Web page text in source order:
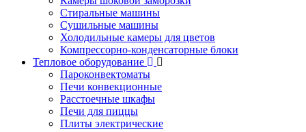
Стиральные машины
Сушильные машины
Холодильные камеры для цветов
Компрессорно-конденсаторные блоки
Тепловое оборудование
Пароконвектоматы
Печи конвекционные
Расстоечные шкафы
Печи для пиццы
Плиты электрические